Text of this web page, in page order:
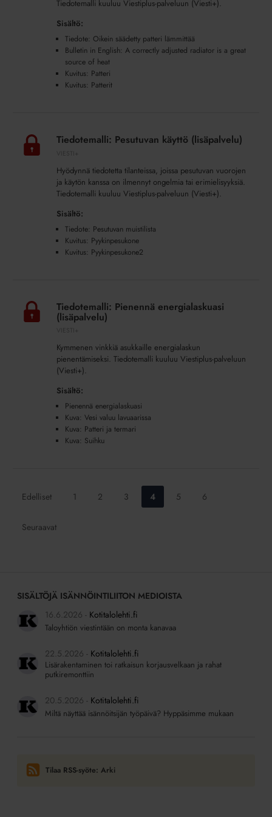
Tiedotemalli kuuluu Viestiplus-palveluun (Viesti+).
Sisältö:
Tiedote: Oikein säädetty patteri lämmittää
Bulletin in English: A correctly adjusted radiator is a great
source of heat
Kuvitus: Patteri
Kuvitus: Patterit
Pesutuvan
käyttö
(lisäpalvelu)
Tiedotemalli: Pesutuvan käyttö (lisäpalvelu)
Hyödynnä tiedotetta tilanteissa, joissa pesutuvan vuorojen
ja käytön kanssa on ilmennyt ongelmia tai erimielisyyksiä.
Tiedotemalli kuuluu Viestiplus-palveluun (Viesti+).
Sisältö:
Tiedote: Pesutuvan muistilista
Kuvitus: Pyykinpesukone
Kuvitus: Pyykinpesukone2
Pienennä
energialaskuasi
(lisäpalvelu)
Tiedotemalli: Pienennä energialaskuasi
(lisäpalvelu)
Kymmenen vinkkiä asukkaille energialaskun
pienentämiseksi. Tiedotemalli kuuluu Viestiplus-palveluun
(Viesti+).
Sisältö:
Pienennä energialaskuasi
Kuva: Vesi valuu lavuaarissa
Kuva: Patteri ja termari
Kuva: Suihku
Edelliset
Siirry
1
Siirry
2
Siirry
sivulle:
3
Siirry
sivulle:
4
Siirry
5
Siirry
6
Seuraavat
SISÄLTÖJÄ ISÄNNÖINTILIITON MEDIOISTA
16.6.2026
Kotitalolehti.fi
Taloyhtiön viestintään on monta kanavaa
22.5.2026 Kotitalolehti.fi
Lisärakentaminen toi ratkaisun korjausvelkaan ja rahat
putkiremonttiin
20.5.2026 Kotitalolehti.fi
Miltä näyttää isännöitsijän työpäivä? Hyppäsimme mukaan
Tilaa RSS-syöte: Arki